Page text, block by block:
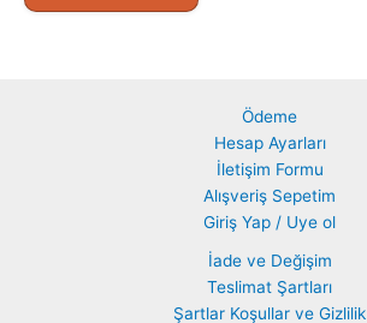
Ödeme
Hesap Ayarları
İletişim Formu
Alışveriş Sepetim
Giriş Yap / Uye ol
İade ve Değişim
Teslimat Şartları
Şartlar Koşullar ve Gizlilik